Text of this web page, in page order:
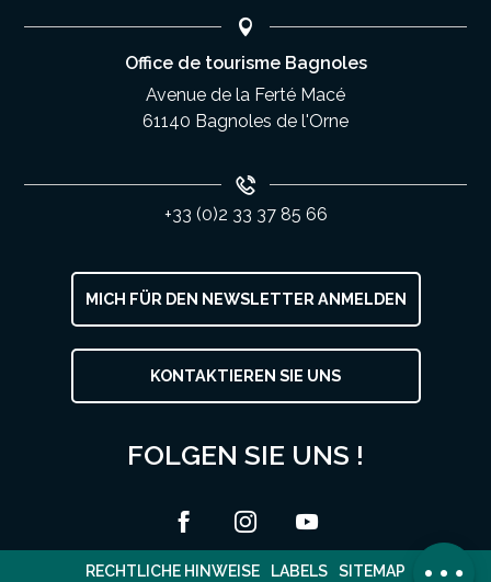
Kommentare
MICH FÜR DEN NEWSLETTER ANMELDEN
KONTAKTIEREN SIE UNS
FOLGEN SIE UNS !
Office de tourisme Bagnoles
Avenue de la Ferté Macé
61140 Bagnoles de l'Orne
+33 (0)2 33 37 85 66
RECHTLICHE HINWEISE LABELS SITEMAP